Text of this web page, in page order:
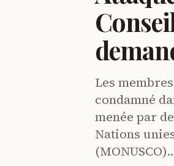
Les
condamné
menée par
Nations